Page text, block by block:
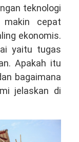
teknologi
makin cepat
ekonomis.
yaitu tugas
Apakah itu
bagaimana
jelaskan di